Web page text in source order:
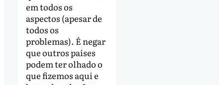
em todos os
aspectos (apesar de
todos os
problemas). É negar
que outros países
podem ter olhado o
que fizemos aqui e